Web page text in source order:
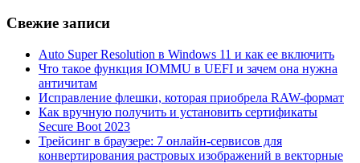
Свежие записи
Auto Super Resolution в Windows 11 и как ее включить
Что такое функция IOMMU в UEFI и зачем она нужна
античитам
Исправление флешки, которая приобрела RAW-формат
Как вручную получить и установить сертификаты
Secure Boot 2023
Трейсинг в браузере: 7 онлайн-сервисов для
конвертирования растровых изображений в векторные